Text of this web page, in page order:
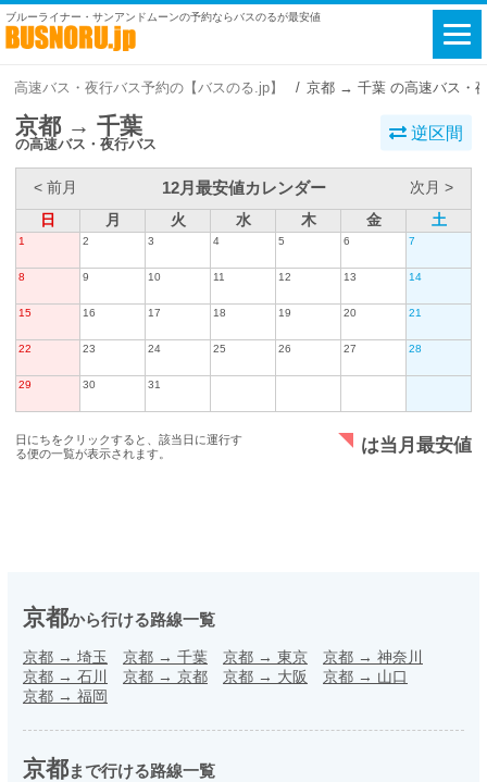
ブルーライナー・サンアンドムーンの予約ならバスのるが最安値
高速バス・夜行バス予約の【バスのる.jp】 京都 → 千葉 の高速バス・
京都 → 千葉
の高速バス・夜行バス
逆区間
< 前月 12月最安値カレンダー
次月 >
日
月 火 水 木 金 土
1 2 3 4 5 6 7
8 9 10 11 12 13 14
15 16 17 18 19 20 21
22 23 24 25 26 27 28
29 30 31
日にちをクリックすると、該当日に運行す
る便の一覧が表示されます。
は当月最安値
京都から行ける路線一覧
京都 → 埼玉 京都 → 千葉 京都 → 東京 京都 → 神奈川
京都 → 石川 京都 → 京都 京都 → 大阪 京都 → 山口
京都 → 福岡
京都まで行ける路線一覧